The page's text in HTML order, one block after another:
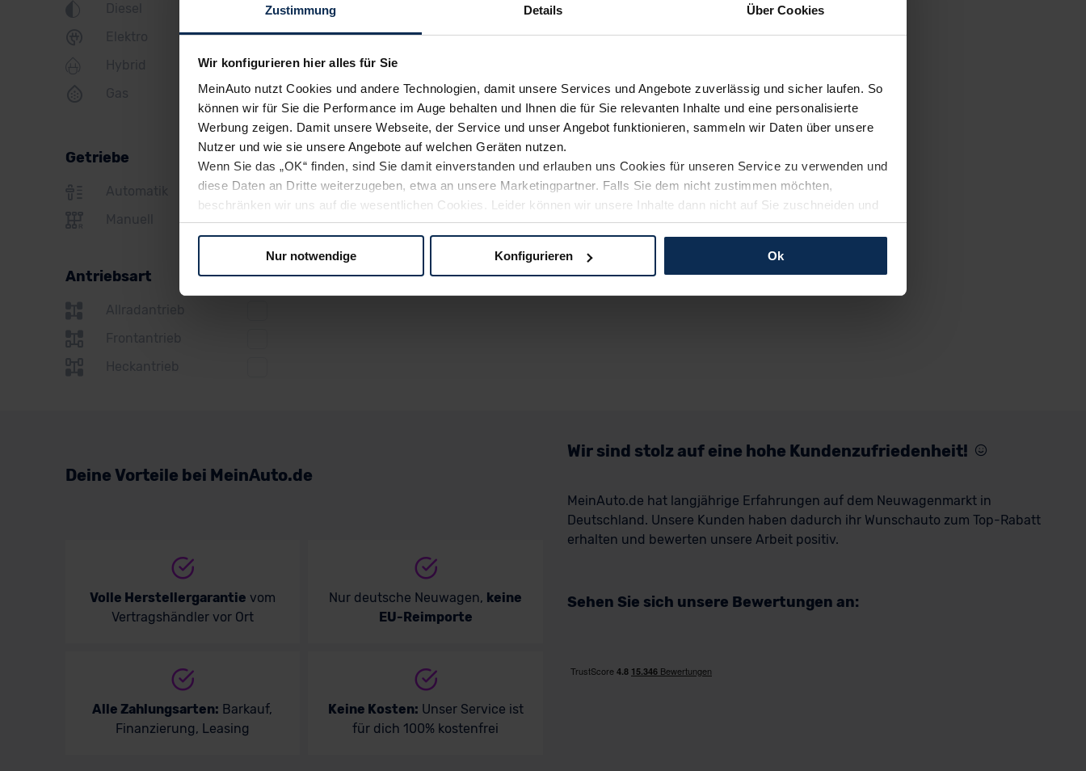
Zustimmung Details Über Cookies
Wir konfigurieren hier alles für Sie
MeinAuto nutzt Cookies und andere Technologien, damit unsere Services und Angebote zuverlässig und sicher laufen. So
können wir für Sie die Performance im Auge behalten und Ihnen die für Sie relevanten Inhalte und eine personalisierte
Werbung zeigen. Damit unsere Webseite, der Service und unser Angebot funktionieren, sammeln wir Daten über unsere
Nutzer und wie sie unsere Angebote auf welchen Geräten nutzen.
Wenn Sie das „OK“ finden, sind Sie damit einverstanden und erlauben uns Cookies für unseren Service zu verwenden und
diese Daten an Dritte weiterzugeben, etwa an unsere Marketingpartner. Falls Sie dem nicht zustimmen möchten,
beschränken wir uns auf die wesentlichen Cookies. Leider können wir unsere Inhalte dann nicht auf Sie zuschneiden und
Sie somit nicht perfekt auf dem Weg zu Ihrem Neuwagen unterstützen. Sie können die Einstellungen jederzeit anpassen
Nur notwendige Konfigurieren Ok
Mazda
Mercedes
Mitsubishi
Peugeot
Polestar
Porsche
Volvo
Diesel
Elektro
Hybrid
Gas
Getriebe
Automatik
Manuell
Antriebsart
Allradantrieb
Frontantrieb
Heckantrieb
Deine Vorteile bei MeinAuto.de
Volle Herstellergarantie vom
Vertragshändler vor Ort
Nur deutsche Neuwagen, keine
EU-Reimporte
Alle Zahlungsarten: Barkauf,
Finanzierung, Leasing
Keine Kosten: Unser Service ist
für dich 100% kostenfrei
Wir sind stolz auf eine hohe Kundenzufriedenheit!
MeinAuto.de hat langjährige Erfahrungen auf dem Neuwagenmarkt in
Deutschland. Unsere Kunden haben dadurch ihr Wunschauto zum Top-Rabatt
erhalten und bewerten unsere Arbeit positiv.
Sehen Sie sich unsere Bewertungen an: